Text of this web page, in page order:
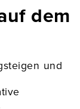
dem
und